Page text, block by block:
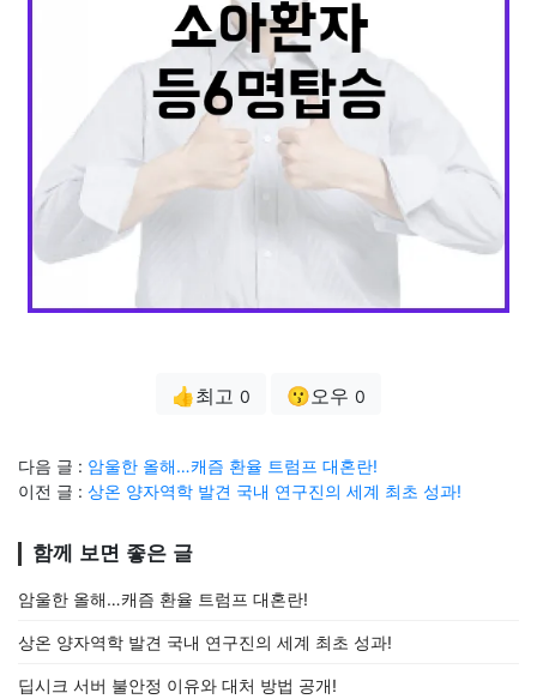
👍최고 0 😗오우 0
다음 글 : 암울한 올해…캐즘 환율 트럼프 대혼란!
이전 글 : 상온 양자역학 발견 국내 연구진의 세계 최초 성과!
함께 보면 좋은 글
암울한 올해…캐즘 환율 트럼프 대혼란!
상온 양자역학 발견 국내 연구진의 세계 최초 성과!
딥시크 서버 불안정 이유와 대처 방법 공개!